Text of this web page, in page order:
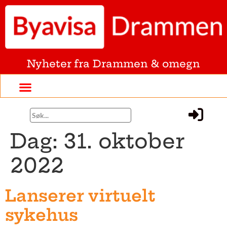
Nyheter fra Drammen & omegn
Dag: 31. oktober
2022
Lanserer virtuelt
sykehus